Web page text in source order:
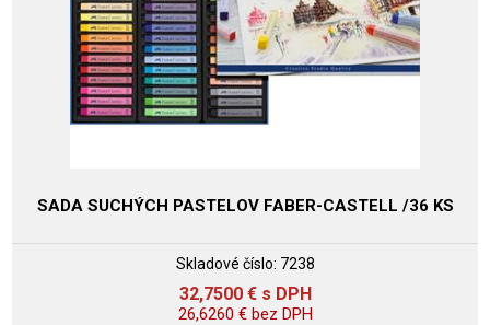
SADA SUCHÝCH PASTELOV FABER-CASTELL /36 KS
Skladové číslo: 7238
32,7500 €s DPH
26,6260 €bez DPH